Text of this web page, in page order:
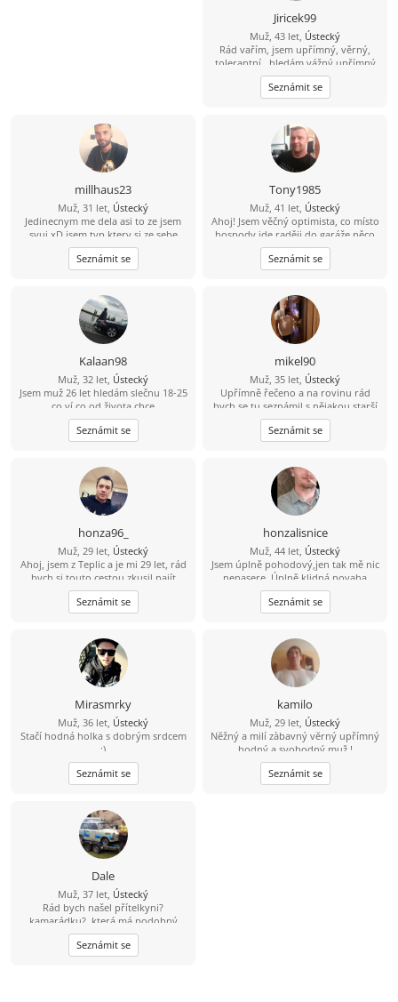
Jiricek99
Muž, 43 let, Ústecký
Rád vařím, jsem upřímný, věrný,
tolerantní , hledám vážný upřímný
vztah, můj kontakt je
704/538857,snad není můj
hendikepek problém se znovu
věrný, upřímný, tolerantní, mám rád
procházky,hudbu, můj kontakt je
pospajiri33@seznam.cz
účet budu rád když mi napíšeš
Seznámit se
millhaus23
Muž, 31 let, Ústecký
Jedinecnym me dela asi to ze jsem
svuj xD jsem typ ktery si ze sebe
neboji udelat srandu, mam rad
vylety, prirodu, venkovni party.
nebude mi vadit flirt, ale radsi bych
Seznámit se
Tony1985
Muž, 41 let, Ústecký
Ahoj! Jsem věčný optimista, co místo
hospody jde raději do garáže něco
vytvářet. V bytě me moc nenajdeš,
protože trávím čas v přírodě na
houbách, na rybách... Hledám tu
kam nás to zavede ????
Seznámit se
Kalaan98
Muž, 32 let, Ústecký
Jsem muž 26 let hledám slečnu 18-25
co ví co od života chce
Seznámit se
mikel90
Muž, 35 let, Ústecký
Upřímně řečeno a na rovinu rád
bych se tu seznámil s nějakou starší
ženou která by měla zájem o někoho
mladšího například mého věku a
mám i rodinu děti tak by to nevadilo
Seznámit se
honza96_
Muž, 29 let, Ústecký
Ahoj, jsem z Teplic a je mi 29 let, rád
bych si touto cestou zkusil najít
kamarádku na seznámení s vidinou
vážného vztahu po nějakém čase.
Živim se jako technik měření
cestovaní, po ČR i zahraničí, plavání,
auta, IT - stavba počítačů a celkově
nové technologie.
Seznámit se
honzalisnice
Muž, 44 let, Ústecký
Jsem úplně pohodový,jen tak mě nic
nenasere. Úplně klidná povaha
Seznámit se
Mirasmrky
Muž, 36 let, Ústecký
Stačí hodná holka s dobrým srdcem
:)
Seznámit se
kamilo
Muž, 29 let, Ústecký
Nĕžný a milí zàbavný vĕrný upřímný
hodný a svobodný muž !
Seznámit se
Dale
Muž, 37 let, Ústecký
Rád bych našel přítelkyni?
kamarádku?, která má podobný
pohled na svět. Nevadí, když budeš
mít o nějaký rok víc.
Seznámit se